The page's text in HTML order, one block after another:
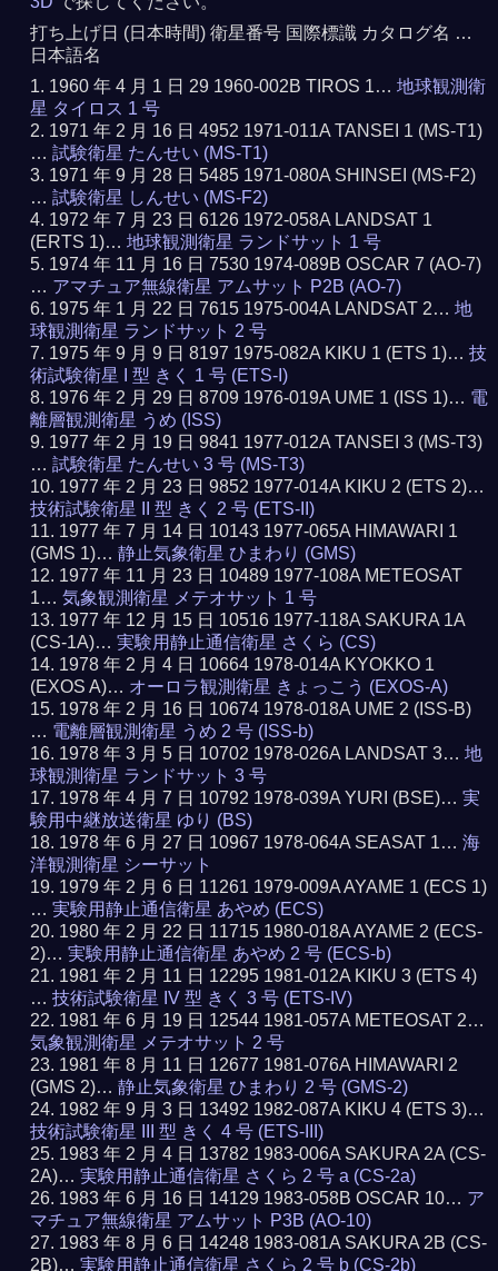
打ち上げ日 (日本時間) 衛星番号 国際標識 カタログ名 …
日本語名
1960 年 4 月 1 日 29 1960-002B TIROS 1…地球観測衛
星 タイロス 1 号
1971 年 2 月 16 日 4952 1971-011A TANSEI 1 (MS-T1)
…試験衛星 たんせい (MS-T1)
1971 年 9 月 28 日 5485 1971-080A SHINSEI (MS-F2)
…試験衛星 しんせい (MS-F2)
1972 年 7 月 23 日 6126 1972-058A LANDSAT 1
(ERTS 1)…地球観測衛星 ランドサット 1 号
1974 年 11 月 16 日 7530 1974-089B OSCAR 7 (AO-7)
… アマチュア無線衛星 アムサット P2B (AO-7)
1975 年 1 月 22 日 7615 1975-004A LANDSAT 2…地
球観測衛星 ランドサット 2 号
1975 年 9 月 9 日 8197 1975-082A KIKU 1 (ETS 1)…技
術試験衛星 I 型 きく 1 号 (ETS-I)
1976 年 2 月 29 日 8709 1976-019A UME 1 (ISS 1)… 電
離層観測衛星 うめ (ISS)
1977 年 2 月 19 日 9841 1977-012A TANSEI 3 (MS-T3)
…試験衛星 たんせい 3 号 (MS-T3)
1977 年 2 月 23 日 9852 1977-014A KIKU 2 (ETS 2)…
技術試験衛星 II 型 きく 2 号 (ETS-II)
1977 年 7 月 14 日 10143 1977-065A HIMAWARI 1
(GMS 1)…静止気象衛星 ひまわり (GMS)
1977 年 11 月 23 日 10489 1977-108A METEOSAT
1…気象観測衛星 メテオサット 1 号
1977 年 12 月 15 日 10516 1977-118A SAKURA 1A
(CS-1A)…実験用静止通信衛星 さくら (CS)
1978 年 2 月 4 日 10664 1978-014A KYOKKO 1
(EXOS A)… オーロラ観測衛星 きょっこう (EXOS-A)
1978 年 2 月 16 日 10674 1978-018A UME 2 (ISS-B)
… 電離層観測衛星 うめ 2 号 (ISS-b)
1978 年 3 月 5 日 10702 1978-026A LANDSAT 3…地
球観測衛星 ランドサット 3 号
1978 年 4 月 7 日 10792 1978-039A YURI (BSE)…実
験用中継放送衛星 ゆり (BS)
1978 年 6 月 27 日 10967 1978-064A SEASAT 1…海
洋観測衛星 シーサット
1979 年 2 月 6 日 11261 1979-009A AYAME 1 (ECS 1)
…実験用静止通信衛星 あやめ (ECS)
1980 年 2 月 22 日 11715 1980-018A AYAME 2 (ECS-
2)…実験用静止通信衛星 あやめ 2 号 (ECS-b)
1981 年 2 月 11 日 12295 1981-012A KIKU 3 (ETS 4)
…技術試験衛星 IV 型 きく 3 号 (ETS-IV)
1981 年 6 月 19 日 12544 1981-057A METEOSAT 2…
気象観測衛星 メテオサット 2 号
1981 年 8 月 11 日 12677 1981-076A HIMAWARI 2
(GMS 2)…静止気象衛星 ひまわり 2 号 (GMS-2)
1982 年 9 月 3 日 13492 1982-087A KIKU 4 (ETS 3)…
技術試験衛星 III 型 きく 4 号 (ETS-III)
1983 年 2 月 4 日 13782 1983-006A SAKURA 2A (CS-
2A)…実験用静止通信衛星 さくら 2 号 a (CS-2a)
1983 年 6 月 16 日 14129 1983-058B OSCAR 10… ア
マチュア無線衛星 アムサット P3B (AO-10)
1983 年 8 月 6 日 14248 1983-081A SAKURA 2B (CS-
2B)…実験用静止通信衛星 さくら 2 号 b (CS-2b)